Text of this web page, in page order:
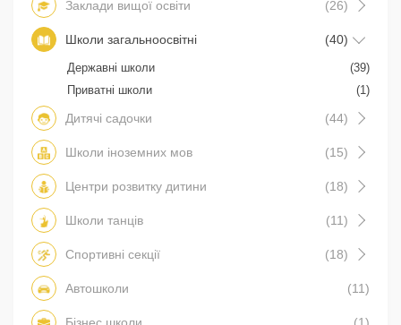
Заклади вищої освіти (26)
Школи загальноосвітні (40)
Державні школи
(39)
Приватні школи
(1)
Дитячі садочки (44)
Школи іноземних мов (15)
Центри розвитку дитини (18)
Школи танців (11)
Спортивні секції (18)
Автошколи (11)